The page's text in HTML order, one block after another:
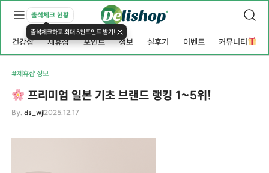
출석체크 현황
출석체크하고 최대 5천포인트 받기!
건강샵 제휴샵 포인트 정보 실후기 이벤트 커뮤니티
#제휴샵 정보
프리미엄 일본 기초 브랜드 랭킹 1~5위!
By.ds_wj2025.12.17